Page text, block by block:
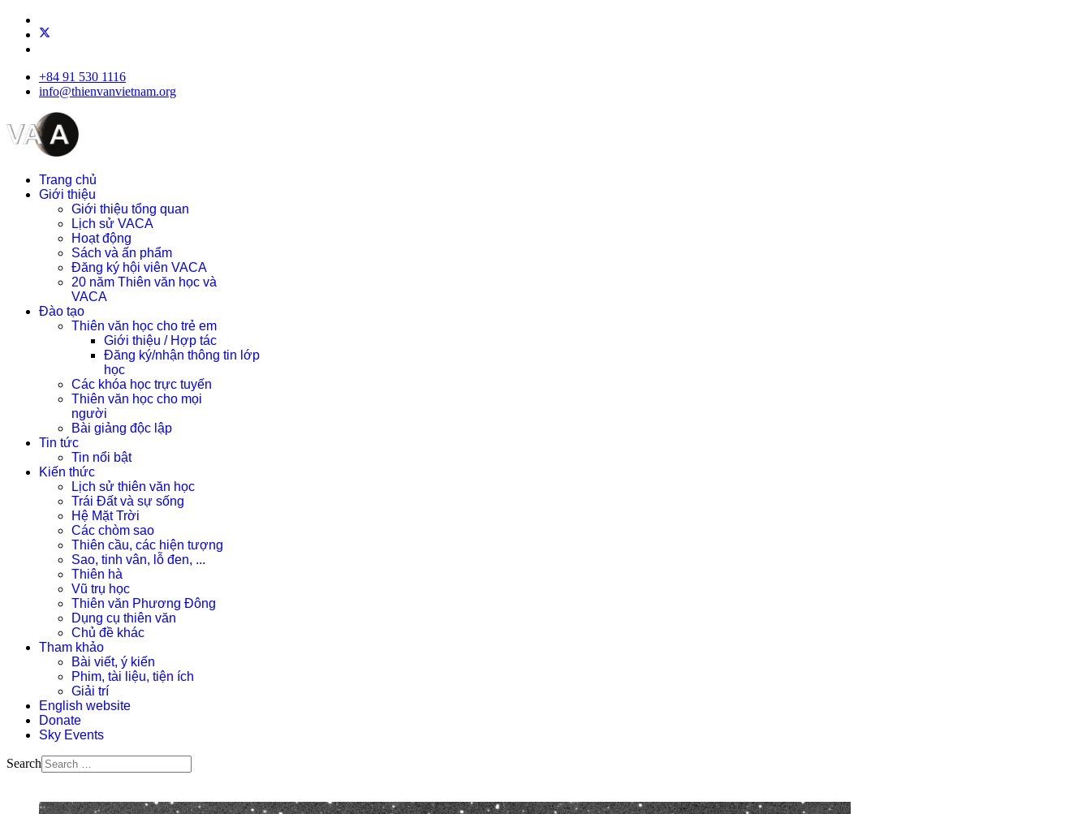
+84 91 530 1116
info@thienvanvietnam.org
Trang chủ
Giới thiệu
Giới thiệu tổng quan
Lịch sử VACA
Hoạt động
Sách và ấn phẩm
Đăng ký hội viên VACA
20 năm Thiên văn học và
VACA
Đào tạo
Thiên văn học cho trẻ em
Giới thiệu / Hợp tác
Đăng ký/nhận thông tin lớp
học
Các khóa học trực tuyến
Thiên văn học cho mọi
người
Bài giảng độc lập
Tin tức
Tin nổi bật
Kiến thức
Lịch sử thiên văn học
Trái Đất và sự sống
Hệ Mặt Trời
Các chòm sao
Thiên cầu, các hiện tượng
Sao, tinh vân, lỗ đen, ...
Thiên hà
Vũ trụ học
Thiên văn Phương Đông
Dụng cụ thiên văn
Chủ đề khác
Tham khảo
Bài viết, ý kiến
Phim, tài liệu, tiện ích
Giải trí
English website
Donate
Sky Events
Search